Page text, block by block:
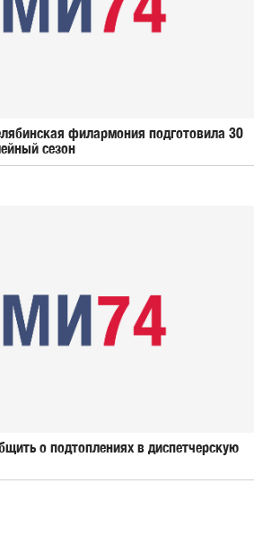
филармония подготовила 30
сезон
о подтоплениях в диспетчерскую